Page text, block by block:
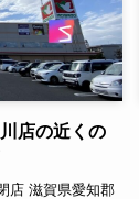
店の近くの
店 滋賀県愛知郡